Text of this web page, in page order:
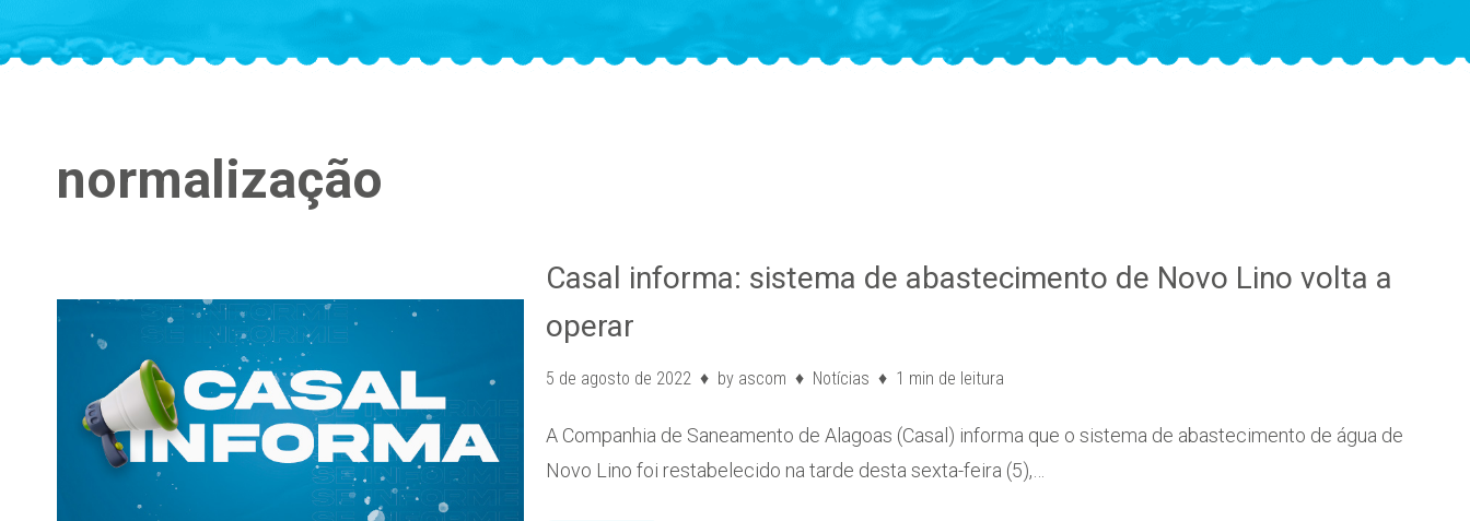
normalização
Casal informa: sistema de abastecimento de Novo Lino volta a
operar
5 de agosto de 2022 by ascom Notícias 1 min de leitura
A Companhia de Saneamento de Alagoas (Casal) informa que o sistema de abastecimento de água de
Novo Lino foi restabelecido na tarde desta sexta-feira (5),…